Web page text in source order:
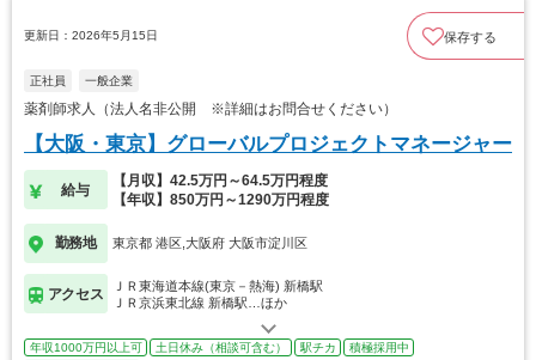
更新日：2026年5月15日 保存する
正社員 一般企業
薬剤師求人（法人名非公開 ※詳細はお問合せください）
【大阪・東京】グローバルプロジェクトマネージャー
給与
【月収】42.5万円～64.5万円程度
【年収】850万円～1290万円程度
勤務地 東京都 港区,大阪府 大阪市淀川区
アクセス
ＪＲ東海道本線(東京－熱海) 新橋駅
ＪＲ京浜東北線 新橋駅…ほか
年収1000万円以上可 土日休み（相談可含む） 駅チカ
積極採用中